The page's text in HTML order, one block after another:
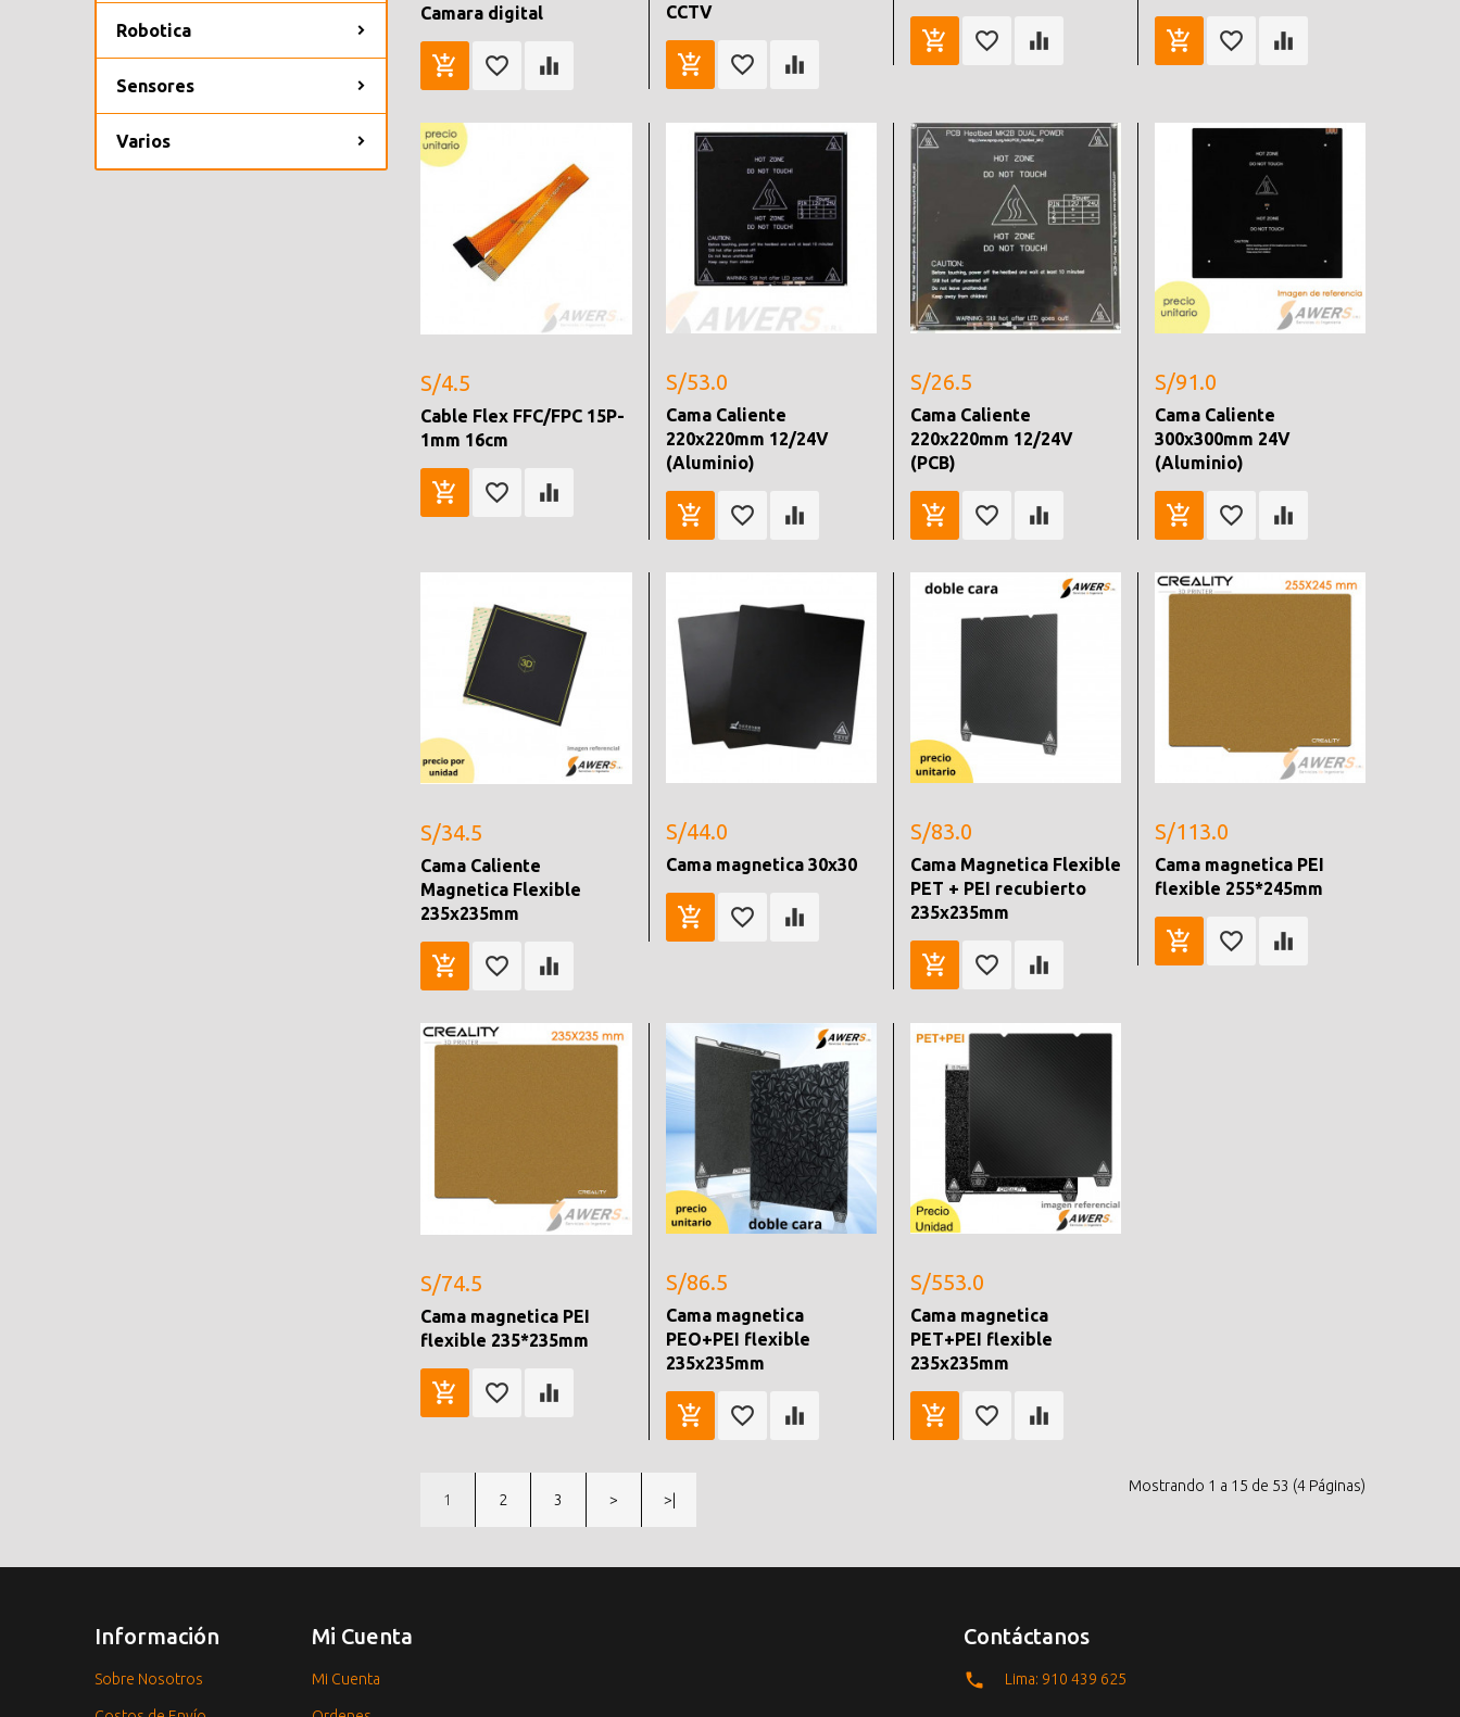
Robotica
Sensores
Varios
Camara digital
CCTV
S/4.5
Cable Flex FFC/FPC 15P-
1mm 16cm
S/53.0
Cama Caliente
220x220mm 12/24V
(Aluminio)
S/26.5
Cama Caliente
220x220mm 12/24V
(PCB)
S/91.0
Cama Caliente
300x300mm 24V
(Aluminio)
S/34.5
Cama Caliente
Magnetica Flexible
235x235mm
S/44.0
Cama magnetica 30x30
S/83.0
Cama Magnetica Flexible
PET + PEI recubierto
235x235mm
S/113.0
Cama magnetica PEI
flexible 255*245mm
S/74.5
Cama magnetica PEI
flexible 235*235mm
S/86.5
Cama magnetica
PEO+PEI flexible
235x235mm
S/553.0
Cama magnetica
PET+PEI flexible
235x235mm
1 2 3 > >|
Mostrando 1 a 15 de 53 (4 Páginas)
Información
Sobre Nosotros
Mi Cuenta
Mi Cuenta
Contáctanos
Lima: 910 439 625